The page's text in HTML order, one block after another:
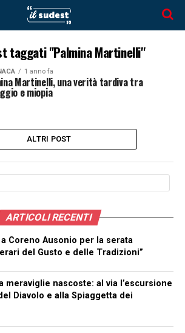
taggati "Palmina Martinelli"
1 anno fa
Martinelli, una verità tardiva tra
e miopia
ALTRI POST
ARTICOLI RECENTI
Coreno Ausonio per la serata
del Gusto e delle Tradizioni”
meraviglie nascoste: al via l’escursione
Diavolo e alla Spiaggetta dei